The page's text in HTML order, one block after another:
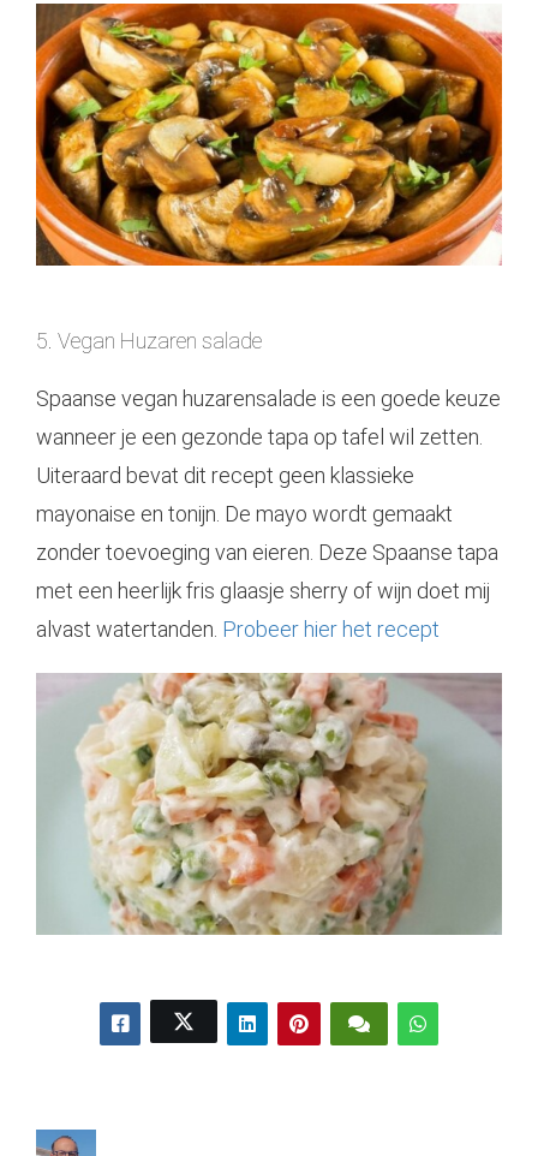
5. Vegan Huzaren salade
Spaanse vegan huzarensalade is een goede keuze
wanneer je een gezonde tapa op tafel wil zetten.
Uiteraard bevat dit recept geen klassieke
mayonaise en tonijn. De mayo wordt gemaakt
zonder toevoeging van eieren. Deze Spaanse tapa
met een heerlijk fris glaasje sherry of wijn doet mij
alvast watertanden. Probeer hier het recept